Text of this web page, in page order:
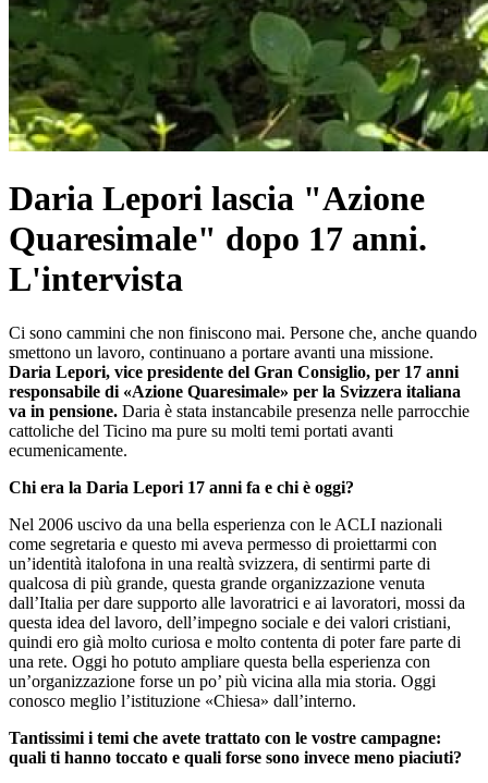
Daria Lepori lascia "Azione
Quaresimale" dopo 17 anni.
L'intervista
Ci sono cammini che non finiscono mai. Persone che, anche quando
smettono un lavoro, continuano a portare avanti una missione.
Daria Lepori, vice presidente del Gran Consiglio, per 17 anni
responsabile di «Azione Quaresimale» per la Svizzera italiana
va in pensione. Daria è stata instancabile presenza nelle parrocchie
cattoliche del Ticino ma pure su molti temi portati avanti
ecumenicamente.
Chi era la Daria Lepori 17 anni fa e chi è oggi?
Nel 2006 uscivo da una bella esperienza con le ACLI nazionali
come segretaria e questo mi aveva permesso di proiettarmi con
un’identità italofona in una realtà svizzera, di sentirmi parte di
qualcosa di più grande, questa grande organizzazione venuta
dall’Italia per dare supporto alle lavoratrici e ai lavoratori, mossi da
questa idea del lavoro, dell’impegno sociale e dei valori cristiani,
quindi ero già molto curiosa e molto contenta di poter fare parte di
una rete. Oggi ho potuto ampliare questa bella esperienza con
un’organizzazione forse un po’ più vicina alla mia storia. Oggi
conosco meglio l’istituzione «Chiesa» dall’interno.
Tantissimi i temi che avete trattato con le vostre campagne:
quali ti hanno toccato e quali forse sono invece meno piaciuti?